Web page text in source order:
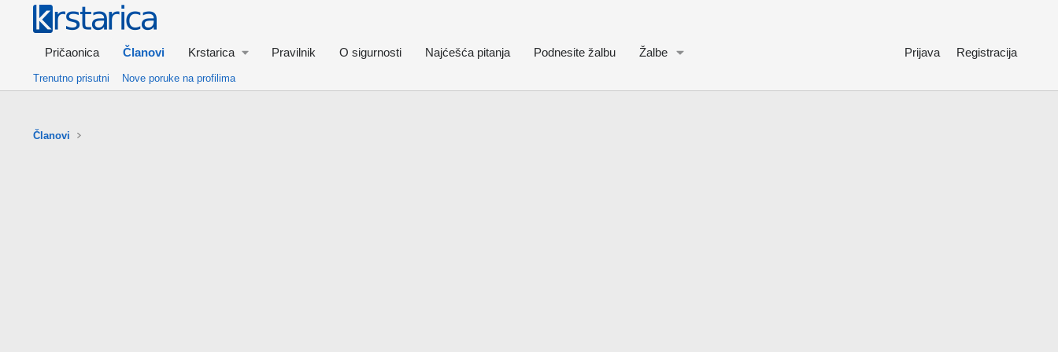
Pričaonica Članovi Krstarica Pravilnik O sigurnosti Najćešća pitanja Podnesite žalbu Žalbe Prijava Registracija
Trenutno prisutni Nove poruke na profilima
Članovi